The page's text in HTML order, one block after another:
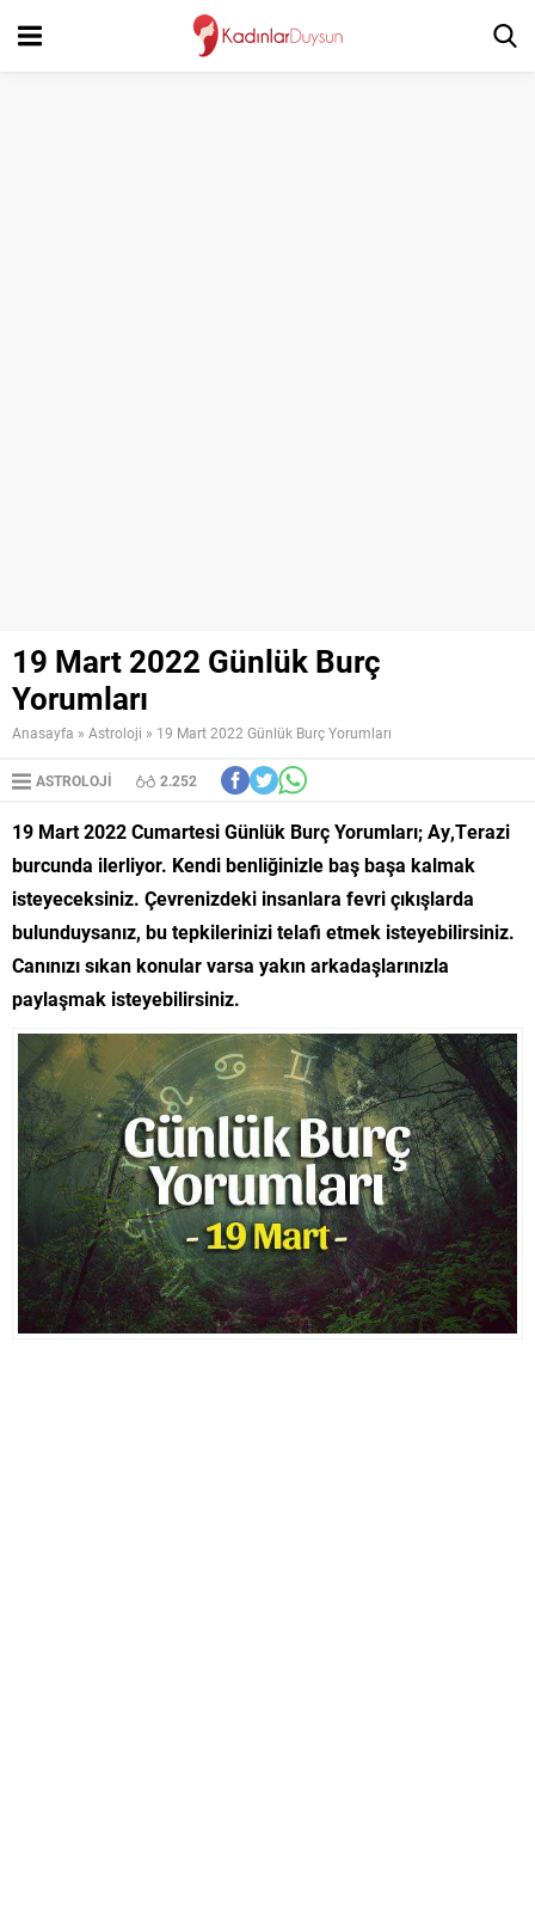
19 Mart 2022 Günlük Burç
Yorumları
Anasayfa » Astroloji » 19 Mart 2022 Günlük Burç Yorumları
ASTROLOJI 2.252
19 Mart 2022 Cumartesi Günlük Burç Yorumları; Ay,Terazi
burcunda ilerliyor. Kendi benliğinizle baş başa kalmak
isteyeceksiniz. Çevrenizdeki insanlara fevri çıkışlarda
bulunduysanız, bu tepkilerinizi telafi etmek isteyebilirsiniz.
Canınızı sıkan konular varsa yakın arkadaşlarınızla
paylaşmak isteyebilirsiniz.